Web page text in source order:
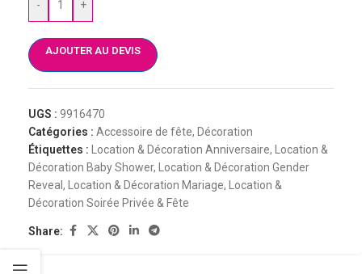
- +
AJOUTER AU DEVIS
UGS : 9916470
Catégories : Accessoire de fête, Décoration
Étiquettes : Location & Décoration Anniversaire, Location &
Décoration Baby Shower, Location & Décoration Gender
Reveal , Location & Décoration Mariage, Location &
Décoration Soirée Privée & Fête
Share: